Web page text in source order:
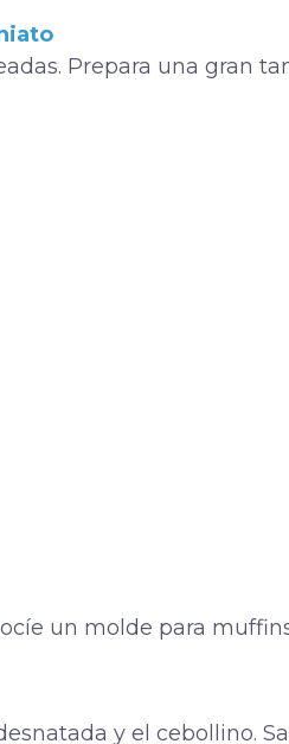
Prepara una gran
un molde para
y el cebollino.